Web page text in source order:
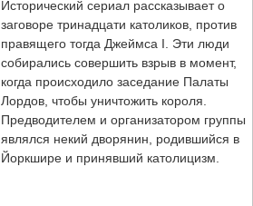
Исторический сериал рассказывает о
заговоре тринадцати католиков, против
правящего тогда Джеймса I. Эти люди
собирались совершить взрыв в момент,
когда происходило заседание Палаты
Лордов, чтобы уничтожить короля.
Предводителем и организатором группы
являлся некий дворянин, родившийся в
Йоркшире и принявший католицизм.